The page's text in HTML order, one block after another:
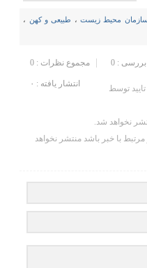
محیط‌ زیست ، طبیعی و کهن ،
مجموع نظرات : 0 : 0
انتشار یافته : ۰
توسط
نخواهد شد.
با خبر باشد منتشر نخواهد